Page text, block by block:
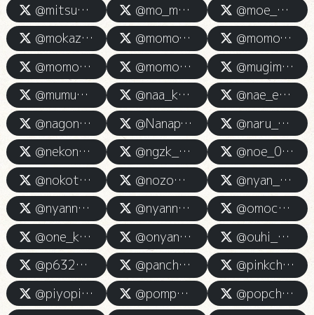
@mitsuba38_kami
@mo_mo_ko_momo
@moe_moe_228
@mokazama
@momo_kamiesu
@momo_kammm
@momoa_kamiesu
@momoe_kamiesu
@mugimugi_o0o
@mumu_kamiesu
@naa_kami
@nae_esute
@nagonago_kamino
@Nanap__kami
@naru_esute
@nekonyan_kuro
@ngzk__yd
@noe_071708
@nokotan_kami
@nozomi_tensi
@nyan_kamies
@nyannyanhonpo
@nyannyankochanp
@omochichan_Este
@one_kamiesuaksk
@onyanpokkon_
@ouhi_kamino
@p63250275
@panchanganbaru4
@pinkchan0801
@piyopiyo3samba
@pompomhazu
@popchandeath